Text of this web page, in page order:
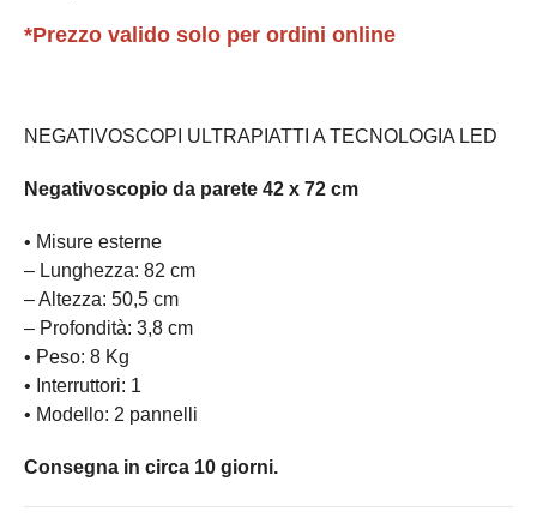
*Prezzo valido solo per ordini online
NEGATIVOSCOPI ULTRAPIATTI A TECNOLOGIA LED
Negativoscopio da parete 42 x 72 cm
• Misure esterne
– Lunghezza: 82 cm
– Altezza: 50,5 cm
– Profondità: 3,8 cm
• Peso: 8 Kg
• Interruttori: 1
• Modello: 2 pannelli
Consegna in circa 10 giorni.